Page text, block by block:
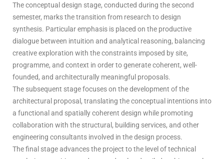
The conceptual design stage, conducted during the second
semester, marks the transition from research to design
synthesis. Particular emphasis is placed on the productive
dialogue between intuition and analytical reasoning, balancing
creative exploration with the constraints imposed by site,
programme, and context in order to generate coherent, well-
founded, and architecturally meaningful proposals.
The subsequent stage focuses on the development of the
architectural proposal, translating the conceptual intentions into
a functional and spatially coherent design while promoting
collaboration with the structural, building services, and other
engineering consultants involved in the design process.
The final stage advances the project to the level of technical